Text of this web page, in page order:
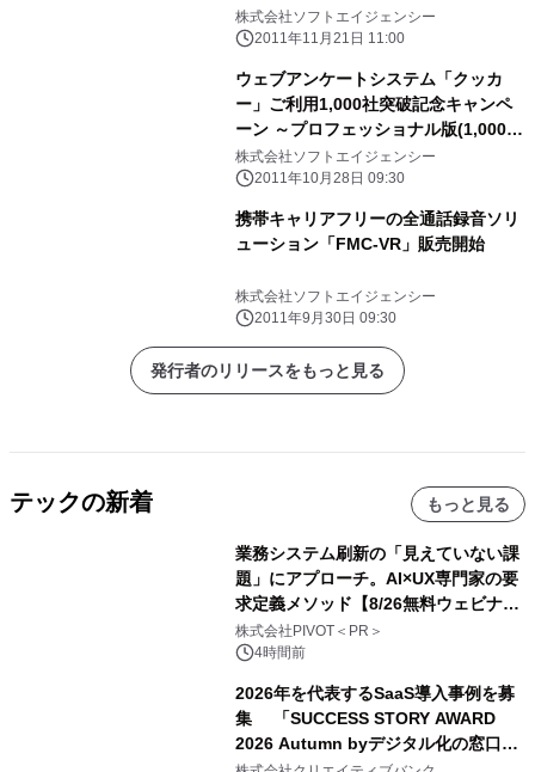
ファイルの安全な受け渡しを簡単に実
現～
株式会社ソフトエイジェンシー
2011年11月21日 11:00
ウェブアンケートシステム「クッカ
ー」ご利用1,000社突破記念キャンペ
ーン ～プロフェッショナル版(1,000件
保存)を1ヶ月無料提供～
株式会社ソフトエイジェンシー
2011年10月28日 09:30
携帯キャリアフリーの全通話録音ソリ
ューション「FMC-VR」販売開始
株式会社ソフトエイジェンシー
2011年9月30日 09:30
発行者のリリースをもっと見る
テックの新着 もっと見る
業務システム刷新の「見えていない課
題」にアプローチ。AI×UX専門家の要
求定義メソッド【8/26無料ウェビナ
ー】株式会社PIVOT
株式会社PIVOT＜PR＞
4時間前
2026年を代表するSaaS導入事例を募
集 「SUCCESS STORY AWARD
2026 Autumn byデジタル化の窓口」